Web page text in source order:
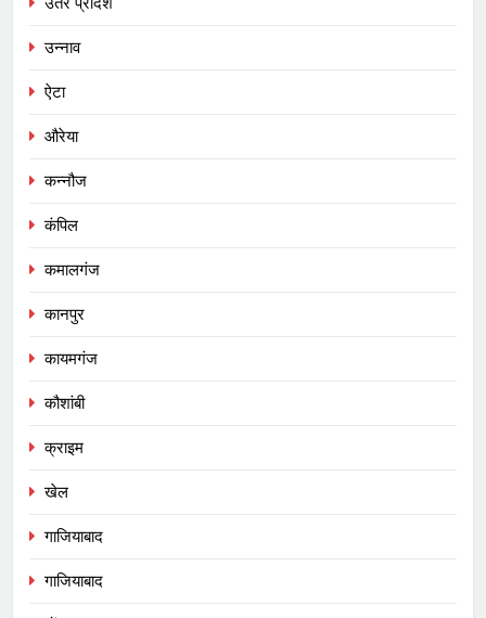
उन्नाव
ऐटा
औरेया
कन्नौज
कंपिल
कमालगंज
कानपुर
कायमगंज
कौशांबी
क्राइम
खेल
गाजियाबाद
गाजियाबाद